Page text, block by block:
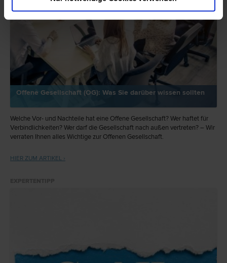
Offene Gesellschaft (OG): Was Sie darüber wissen sollten
Welche Vor- und Nachteile hat eine Offene Gesellschaft? Wer haftet für
Verbindlichkeiten? Wer darf die Gesellschaft nach außen vertreten? – Wir
verraten Ihnen alles Wichtige zur Offenen Gesellschaft.
HIER ZUM ARTIKEL ›